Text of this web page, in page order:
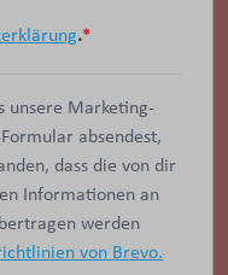
.
unsere Marketing-
absendest,
dass die von dir
Informationen an
werden
von Brevo.